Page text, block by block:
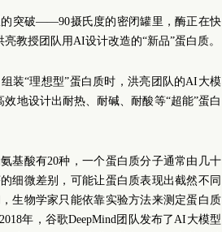
突破——90摄氏度的密闭罐里，酶正在快
教授团队用AI设计改造的“新品”蛋白质。
装“理想型”蛋白质时，洪亮团队的AI大模
地设计出耐热、耐碱、耐酸等“超能”蛋白
基酸有20种，一个蛋白质分子通常由几十
细微差别，可能让蛋白质表现出截然不同
生物学家只能依靠实验方法来测定蛋白质
年，谷歌DeepMind团队发布了AI大模型